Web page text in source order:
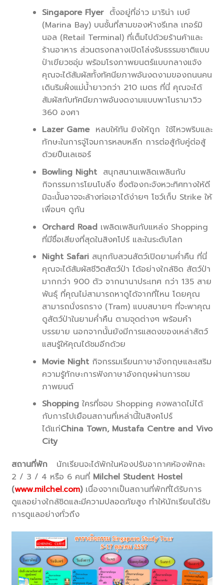
Singapore Flyerตั้งอยู่ที่อ่าว มาริน่า เบย์
(Marina Bay) บนชั้นที่สามของห้างรีเทล เทอร์มิ
นอล (Retail Terminal) ที่เต็มไปด้วยร้านค้าและ
ร้านอาหาร ส่วนตรงกลางเปิดโล่งรับธรรมชาติแบบ
ป่าเขียวชอุ่ม พร้อมโรงภาพยนตร์แบบกลางแจ้ง
คุณจะได้สัมผัสทั้งทัศนียภาพอันงดงามของถนนคน
เดินริมฝั่งแม่น้ำยาวกว่า 210 เมตร ที่นี่ คุณจะได้
สัมผัสกับทัศนียภาพอันงดงามแบบพาโนรามาวิว
360 องศา
Lazer Game หลบให้ทัน ยิงให้ถูก ใช้ไหวพริบและ
ทักษะในการจู่โจมการหลบหลีก การต่อสู้กับคู่ต่อสู้
ด้วยปืนเลเซอร์
Bowling Night สนุกสนานเพลิดเพลินกับ
กิจกรรมการโยนโบลิ่ง ซึ่งต้องกะจังหวะทิศทางให้ดี
มิฉะนั้นอาจจะล้างท่อเอาได้ง่ายๆ โชว์เก็บ Strike ให้
เพื่อนๆ ดูกัน
Orchard Roadเพลิดเพลินกับแหล่ง Shopping
ที่มีชื่อเสียงที่สุดในสิงคโปร์ และในระดับโลก
Night Safariสนุกกับสวนสัตว์เปิดยามค่ำคืน ที่นี่
คุณจะได้สัมผัสชีวิตสัตว์ป่า ได้อย่างใกล้ชิด สัตว์ป่า
มากกว่า 900 ตัว จากนานาประเทศ กว่า 135 สาย
พันธุ์ ที่คุณไม่สามารถหาดูได้จากที่ไหน โดยคุณ
สามารถนั่งรถราง (Tram) แบบสบายๆ ที่จะพาคุณ
ดูสัตว์ป่าในยามค่ำคืน ตามจุดต่างๆ พร้อมคำ
บรรยาย นอกจากนั้นยังมีการแสดงของเหล่าสัตว์
แสนรู้ให้คุณได้ชมอีกด้วย
Movie Nightกิจกรรมเรียนภาษาอังกฤษและเสริม
ความรู้ทักษะการฟังภาษาอังกฤษผ่านการชม
ภาพยนต์
Shoppingใครที่ชอบ Shopping คงพลาดไม่ได้
กับการไปเยือนสถานที่เหล่านี้ในสิงคโปร์
ได้แก่China Town, Mustafa Centre and Vivo
City
สถานที่พัก นักเรียนจะได้พักในห้องปรับอากาศห้องพักละ
2 / 3 / 4 หรือ 6 คนที่ Milchel Student Hostel
(www.milchel.com)เนื่องจากเป็นสถานที่พักที่ได้รับการ
ดูแลอย่างใกล้ชิดและมีความปลอดภัยสูง ทำให้นักเรียนได้รับ
การดูแลอย่างทั่วถึง